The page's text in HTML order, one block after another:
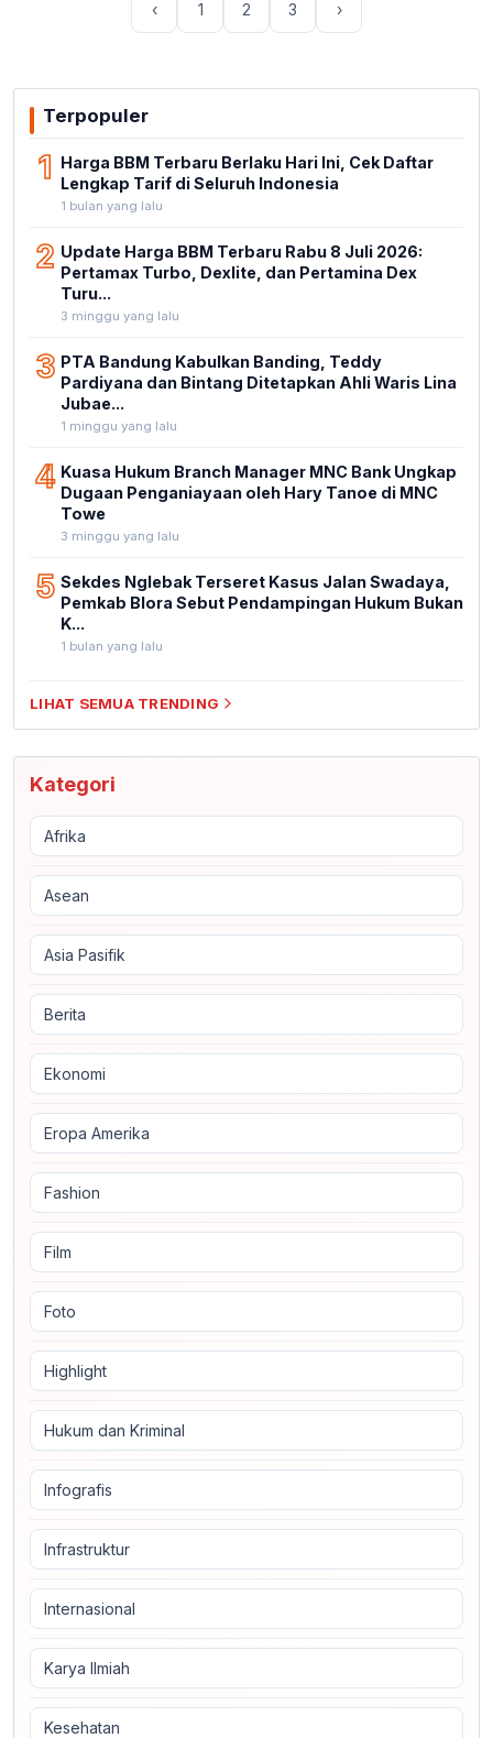
‹ 1 2 3 ›
Terpopuler
1 Harga BBM Terbaru Berlaku Hari Ini, Cek Daftar
Lengkap Tarif di Seluruh Indonesia
1 bulan yang lalu
2 Update Harga BBM Terbaru Rabu 8 Juli 2026:
Pertamax Turbo, Dexlite, dan Pertamina Dex
Turu...
3 minggu yang lalu
3 PTA Bandung Kabulkan Banding, Teddy
Pardiyana dan Bintang Ditetapkan Ahli Waris Lina
Jubae...
1 minggu yang lalu
4 Kuasa Hukum Branch Manager MNC Bank Ungkap
Dugaan Penganiayaan oleh Hary Tanoe di MNC
Towe
3 minggu yang lalu
5 Sekdes Nglebak Terseret Kasus Jalan Swadaya,
Pemkab Blora Sebut Pendampingan Hukum Bukan
K...
1 bulan yang lalu
LIHAT SEMUA TRENDING
Kategori
Afrika
Asean
Asia Pasifik
Berita
Ekonomi
Eropa Amerika
Fashion
Film
Foto
Highlight
Hukum dan Kriminal
Infografis
Infrastruktur
Internasional
Karya Ilmiah
Kesehatan